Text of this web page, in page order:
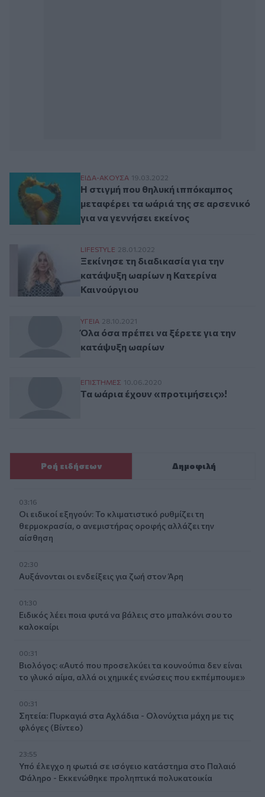
Η στιγμή που θηλυκή ιππόκαμπος
ΕΙΔΑ-ΑΚΟΥΣΑ 19.03.2022
Η στιγμή που θηλυκή ιππόκαμπος
μεταφέρει τα ωάριά της σε αρσενικό
για να γεννήσει εκείνος
Ξεκίνησε τη διαδικασία για την
LIFESTYLE 28.01.2022
Ξεκίνησε τη διαδικασία για την
κατάψυξη ωαρίων η Κατερίνα
Καινούργιου
Όλα όσα πρέπει να ξέρετε για την
ΥΓΕΙΑ 28.10.2021
Όλα όσα πρέπει να ξέρετε για την
κατάψυξη ωαρίων
Τα ωάρια έχουν «προτιμήσεις»!
ΕΠΙΣΤΗΜΕΣ 10.06.2020
Τα ωάρια έχουν «προτιμήσεις»!
Ροή ειδήσεων Δημοφιλή
03:16
Οι ειδικοί εξηγούν: Το κλιματιστικό ρυθμίζει τη
θερμοκρασία, ο ανεμιστήρας οροφής αλλάζει την
αίσθηση
02:30
Αυξάνονται οι ενδείξεις για ζωή στον Άρη
01:30
Ειδικός λέει ποια φυτά να βάλεις στο μπαλκόνι σου το
καλοκαίρι
00:31
Βιολόγος: «Αυτό που προσελκύει τα κουνούπια δεν είναι
το γλυκό αίμα, αλλά οι χημικές ενώσεις που εκπέμπουμε»
00:31
Σητεία: Πυρκαγιά στα Αχλάδια - Ολονύχτια μάχη με τις
φλόγες (Βίντεο)
23:55
Υπό έλεγχο η φωτιά σε ισόγειο κατάστημα στο Παλαιό
Φάληρο - Εκκενώθηκε προληπτικά πολυκατοικία